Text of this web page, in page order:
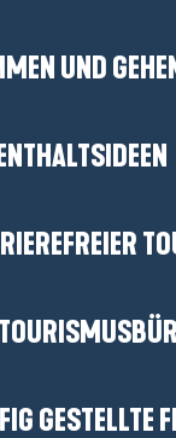
UND
GESTELLTE
sind wir?